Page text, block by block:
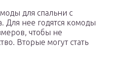
для спальни с
Для нее годятся комоды
чтобы не
Вторые могут стать